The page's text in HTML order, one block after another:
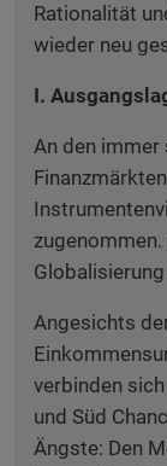
Rationalität
wieder neu
I.
An den
Angesichts
verbinden
und Süd
Ängste: Den